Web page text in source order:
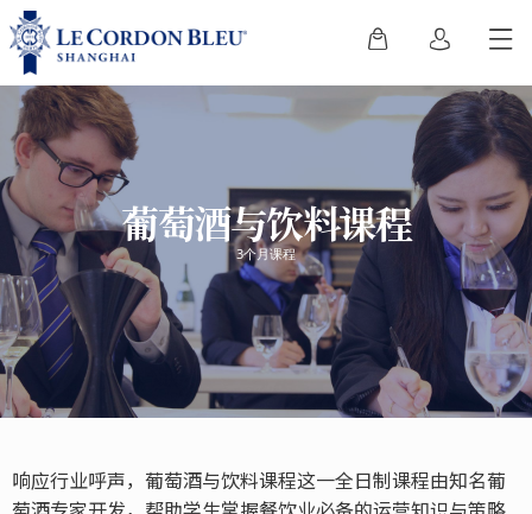
葡萄酒与饮料课程
3个月课程
响应行业呼声，葡萄酒与饮料课程这一全日制课程由知名葡